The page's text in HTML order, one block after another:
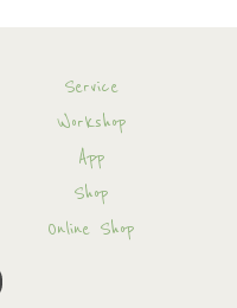
Service
Workshop
App
Shop
Online Shop